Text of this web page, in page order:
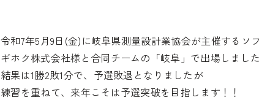
令和7年5月9日(金)に岐阜県測量設計業協会が主催するソ
ギホク株式会社様と合同チームの「岐阜」で出場しました
結果は1勝2敗1分で、予選敗退となりましたが
練習を重ねて、来年こそは予選突破を目指します！！